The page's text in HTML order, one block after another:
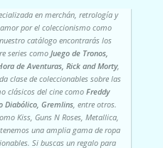
en merchán, retrología y
por el coleccionismo como
catálogo encontrarás los
series comoJuego de Tronos,
de Aventuras, Rick and Morty,
clase de coleccionables sobre las
clásicos del cine como Freddy
Diabólico, Gremlins, entre otros.
Kiss, Guns N Roses, Metallica,
una amplia gama de ropa
Si buscas un regalo para